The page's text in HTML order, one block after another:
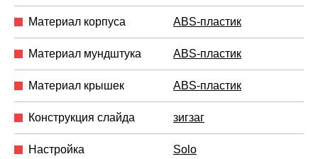
Материал корпуса ABS-пластик
Материал мундштука ABS-пластик
Материал крышек ABS-пластик
Конструкция слайда зигзаг
Настройка Solo